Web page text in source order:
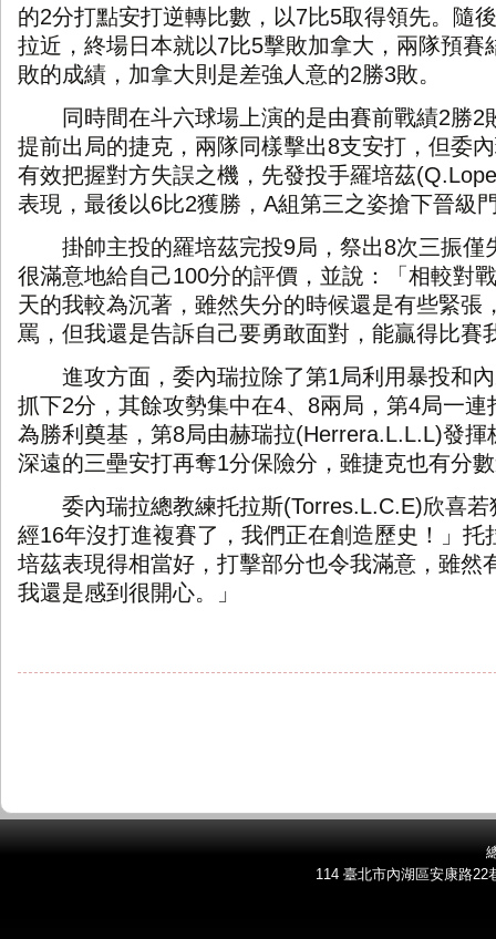
的2分打點安打逆轉比數，以7比5取得領先。隨
拉近，終場日本就以7比5擊敗加拿大，兩隊預賽
敗的成績，加拿大則是差強人意的2勝3敗。
同時間在斗六球場上演的是由賽前戰績2勝2
提前出局的捷克，兩隊同樣擊出8支安打，但委
有效把握對方失誤之機，先發投手羅培茲
表現，最後以6比2獲勝， A組第三之姿搶下晉級
掛帥主投的羅培茲完投9局，祭出8次三振僅
很滿意地給自己100分的評價，並說：「相較對
天的我較為沉著，雖然失分的時候還是有些緊張
罵，但我還是告訴自己要勇敢面對，能贏得比賽
進攻方面，委內瑞拉除了第1局利用暴投和
抓下2分，其餘攻勢集中在4、 8兩局，第4局一連
為勝利奠基，第8局由赫瑞拉(Herrera.L.L.L)發揮
深遠的三壘安打再奪1分保險分，雖捷克也有分
委內瑞拉總教練托拉斯(Torres.L.C.E)欣喜若
經16年沒打進複賽了，我們正在創造歷史！」托
培茲表現得相當好，打擊部分也令我滿意，雖然
我還是感到很開心。」
114 臺北市內湖區安康路22